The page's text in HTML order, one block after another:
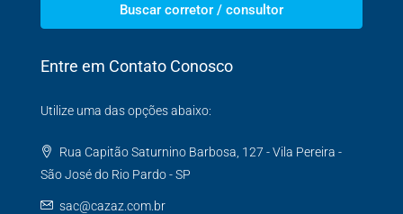
Buscar corretor / consultor
Entre em Contato Conosco
Utilize uma das opções abaixo:
Rua Capitão Saturnino Barbosa, 127 - Vila Pereira -
São José do Rio Pardo - SP
sac@cazaz.com.br